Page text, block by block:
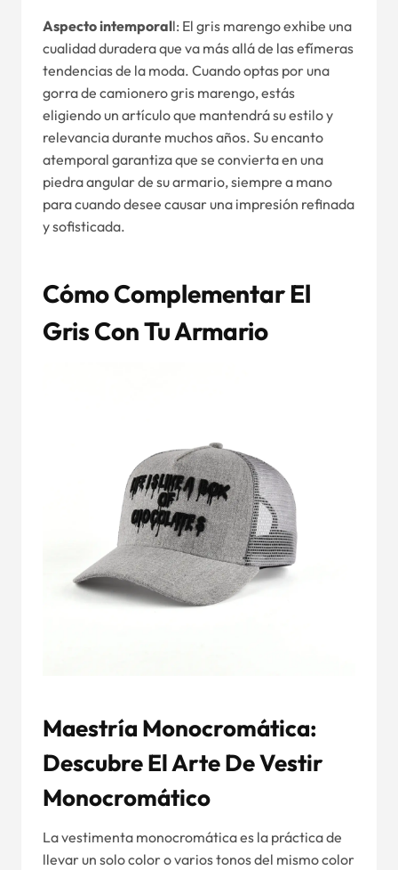
Aspecto intemporall: El gris marengo exhibe una
cualidad duradera que va más allá de las efímeras
tendencias de la moda. Cuando optas por una
gorra de camionero gris marengo, estás
eligiendo un artículo que mantendrá su estilo y
relevancia durante muchos años. Su encanto
atemporal garantiza que se convierta en una
piedra angular de su armario, siempre a mano
para cuando desee causar una impresión refinada
y sofisticada.
Cómo Complementar El
Gris Con Tu Armario
Maestría Monocromática:
Descubre El Arte De Vestir
Monocromático
La vestimenta monocromática es la práctica de
llevar un solo color o varios tonos del mismo color